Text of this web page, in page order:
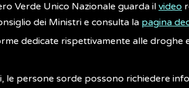
Verde Unico Nazionale guarda il video
dei Ministri e consulta la pagina
dedicate rispettivamente alle droghe
le persone sorde possono richiedere